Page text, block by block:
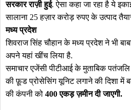
सरकार राज़ी हुई. ऐसा कहा जा रहा है ये
सालाना 25 हज़ार करोड़ रुपए के उत्पाद
मध्य प्रदेश
शिवराज सिंह चौहान के मध्य प्रदेश ने भी
अपने यहां खींच लिया है.
समाचार एजेंसी पीटीआई के मुताबिक
की फ़ूड प्रोसेसिंग यूनिट लगाने की दिशा में
की कंपनी को 400 एकड़ ज़मीन दी जाएगी.